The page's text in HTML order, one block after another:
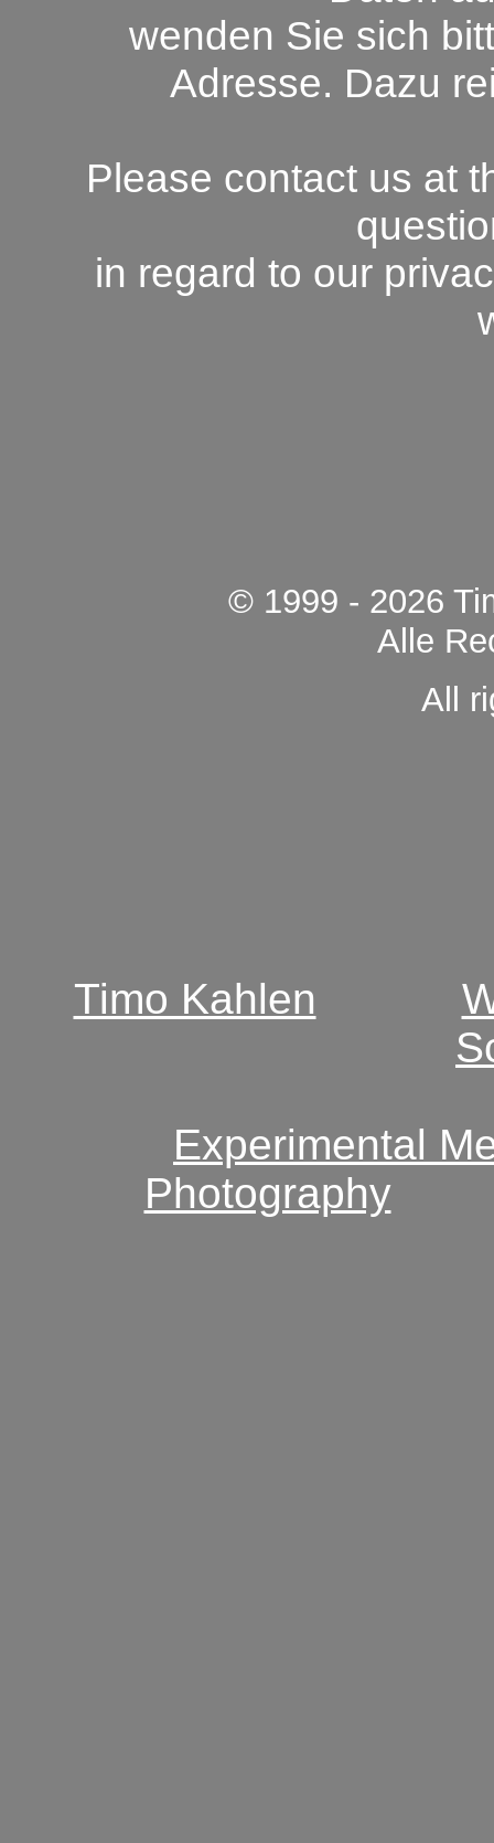
wenden Sie sich
Adresse. Dazu
Please contact us at
in regard to our
© 1999 - 2026
Alle
All
Timo Kahlen
Experimental
Photography